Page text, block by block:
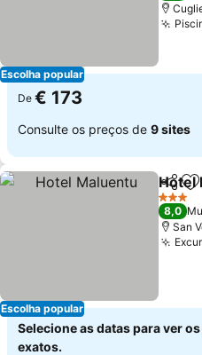
Escolha popular
De € 173
Consulte os preços de 9 sites
Escolha popular
Hotel
3 Estrelas
8,0
San
Selecione as datas para ver
exatos.